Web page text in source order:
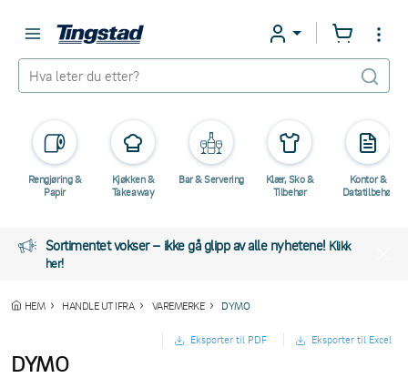
Rengjøring &
Papir
Kjøkken &
Takeaway
Bar & Servering
Klær, Sko &
Tilbehør
Kontor &
Datatilbehør
Sortimentet vokser – ikke gå glipp av alle nyhetene! Klikk
her!
HEM HANDLE UT IFRA VAREMERKE DYMO
Eksporter til PDF Eksporter til Excel
DYMO